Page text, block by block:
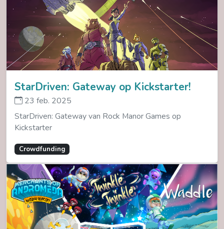
StarDriven: Gateway op Kickstarter!
23 feb. 2025
StarDriven: Gateway van Rock Manor Games op
Kickstarter
Crowdfunding